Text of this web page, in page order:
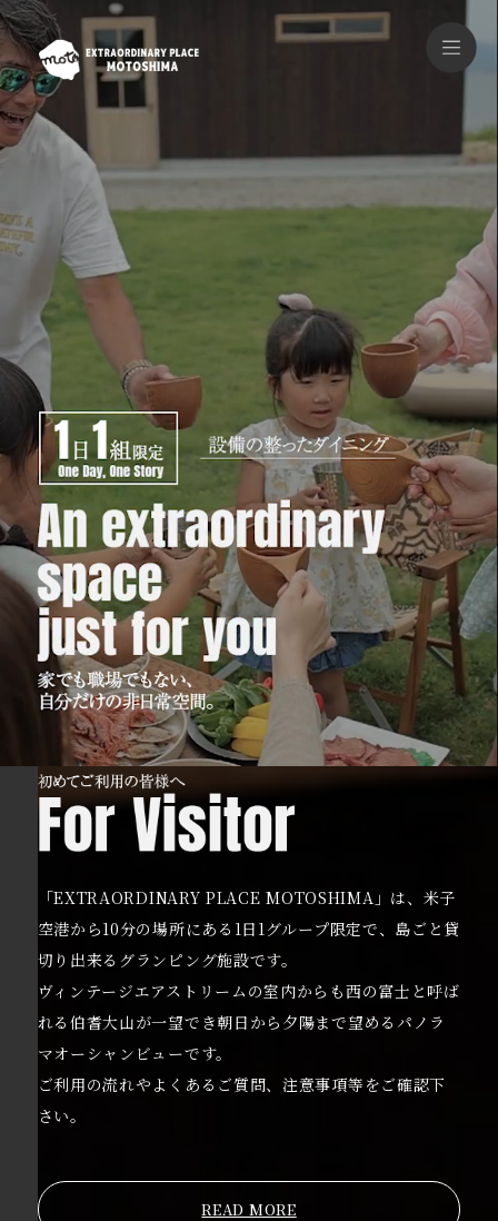
「EXTRAORDINARY PLACE MOTOSHIMA」は、米子
空港から10分の場所にある1日1グループ限定で、島ごと貸
切り出来るグランピング施設です。
ヴィンテージエアストリームの室内からも西の富士と呼ば
れる伯耆大山が一望でき朝日から夕陽まで望めるパノラ
マオーシャンビューです。
ご利用の流れやよくあるご質問、注意事項等をご確認下
さい。
READ MORE